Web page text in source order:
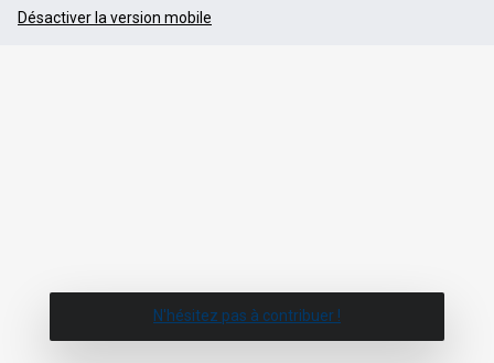
Désactiver la version mobile
N'hésitez pas à contribuer !